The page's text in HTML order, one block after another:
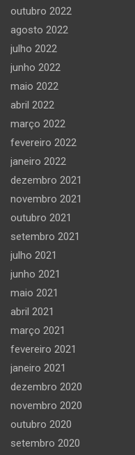
outubro 2022
agosto 2022
julho 2022
junho 2022
maio 2022
abril 2022
março 2022
fevereiro 2022
janeiro 2022
dezembro 2021
novembro 2021
outubro 2021
setembro 2021
julho 2021
junho 2021
maio 2021
abril 2021
março 2021
fevereiro 2021
janeiro 2021
dezembro 2020
novembro 2020
outubro 2020
setembro 2020